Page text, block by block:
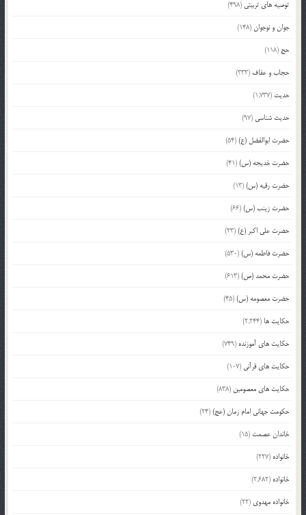
توصیه های تربیتی (498)
جوان و نوجوان (148)
حج (118)
حجاب و عفاف (333)
حدیث (1,737)
حدیث شناسی (97)
حضرت ابوالفضل (ع)(54)
حضرت خدیجه (س)(41)
حضرت رقیه (س)(13)
حضرت زینب (س)(66)
حضرت علی اکبر (ع)(23)
حضرت فاطمه (س)(530)
حضرت محمد (ص)(613)
حضرت معصومه (س)(45)
حکایت ها (2,244)
حکایت های آموزنده (749)
حکایت های قرآنی (107)
حکایت های معصومین (838)
حکومت جهانی امام زمان (عج)(24)
خاندان عصمت (15)
خانواده (227)
خانواده (2,682)
خانواده مهدوی (22)